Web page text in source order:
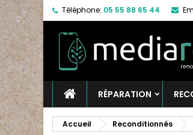
Téléphone: 05 55 88 65 44
RÉPARATION
Accueil Reconditionnés